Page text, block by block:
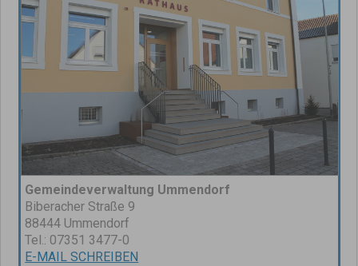
Gemeindeverwaltung Ummendorf
Biberacher Straße 9
88444 Ummendorf
Tel.: 07351 3477-0
E-MAIL SCHREIBEN